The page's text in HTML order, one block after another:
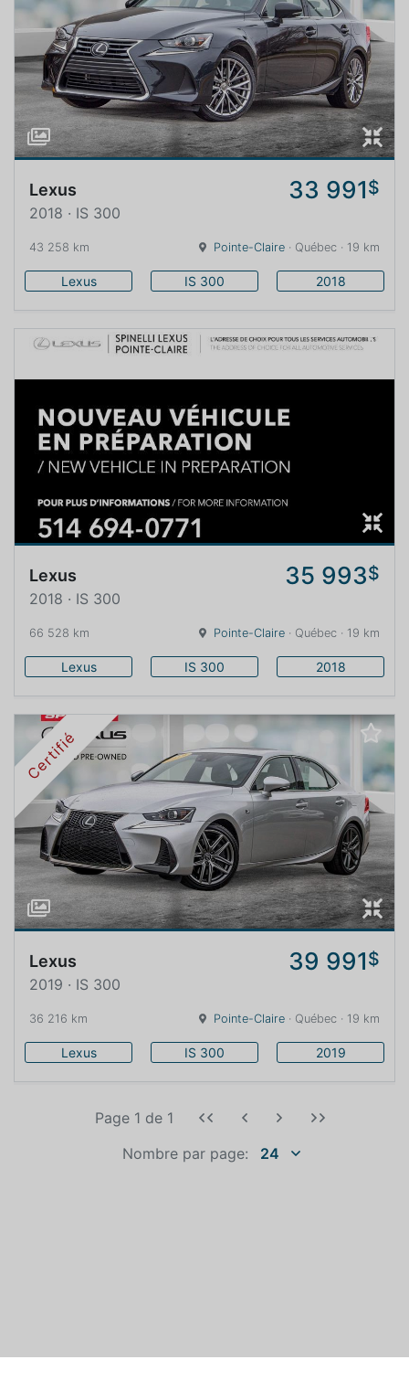
Lexus 33 991$
2018 · IS 300
43 258 km Pointe-Claire · Québec · 19 km
Lexus IS 300 2018
Lexus 35 993$
2018 · IS 300
66 528 km Pointe-Claire · Québec · 19 km
Lexus IS 300 2018
Certifié
Lexus 39 991$
2019 · IS 300
36 216 km Pointe-Claire · Québec · 19 km
Lexus IS 300 2019
Nombre par page: 24
Page 1 de 1